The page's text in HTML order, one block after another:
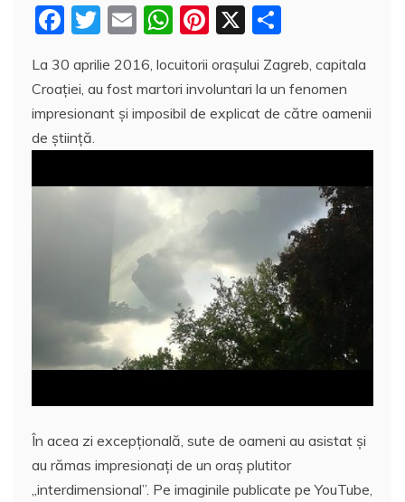
F
c
e
b
o
k
T
itt
er
E
ai
l
W
at
s
p
Pi
er
e
X
rt
aj
z
ă
La 30 aprilie 2016, locuitorii orașului Zagreb, capitala
Croației, au fost martori involuntari la un fenomen
impresionant și imposibil de explicat de către oamenii
de ştiinţă.
În acea zi excepţională, sute de oameni au asistat şi
au rămas impresionaţi de un oraș plutitor
„interdimensional”. Pe imaginile publicate pe YouTube,